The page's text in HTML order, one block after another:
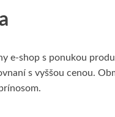
e‑shop s ponukou
s vyššou cenou.